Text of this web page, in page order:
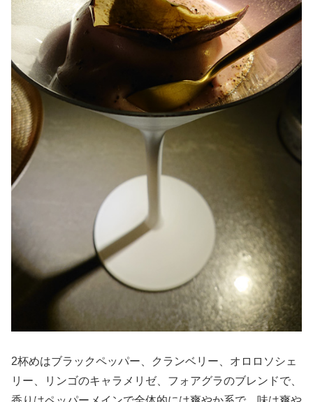
2杯めはブラックペッパー、クランベリー、オロロソシェ
リー、リンゴのキャラメリゼ、フォアグラのブレンドで、